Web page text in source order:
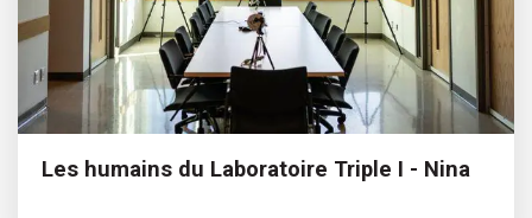
Les humains du Laboratoire Triple I - Nina